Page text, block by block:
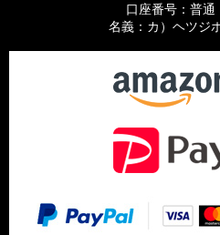
口座番号：普
名義：カ）ヘツジ